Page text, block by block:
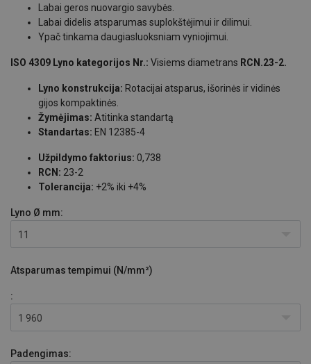
Labai geros nuovargio savybės.
Labai didelis atsparumas suplokštėjimui ir dilimui.
Ypač tinkama daugiasluoksniam vyniojimui.
ISO 4309 Lyno kategorijos Nr.: Visiems diametrans RCN.23-2.
Lyno konstrukcija: Rotacijai atsparus, išorinės ir vidinės
gijos kompaktinės.
Žymėjimas: Atitinka standartą
Standartas: EN 12385-4
Užpildymo faktorius: 0,738
RCN: 23-2
Tolerancija: +2% iki +4%
Lyno Ø mm:
11
Atsparumas tempimui (N/mm²)
:
1 960
Padengimas: